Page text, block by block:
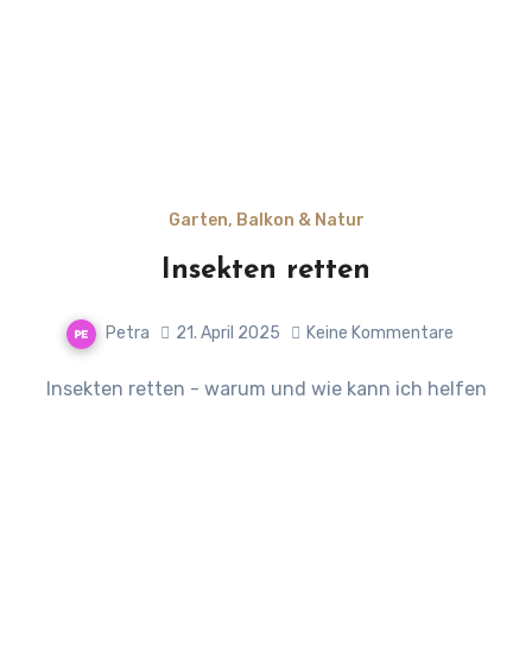
Garten, Balkon & Natur
Insekten retten
Petra 21. April 2025 Keine Kommentare
Insekten retten - warum und wie kann ich helfen